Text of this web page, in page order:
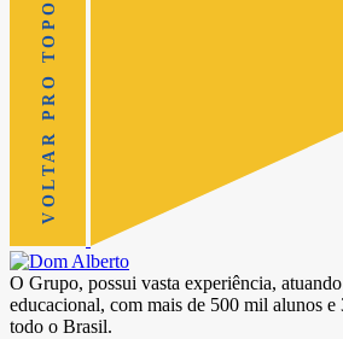
VOLTAR PRO TOPO
O Grupo, possui vasta experiência,
educacional, com mais de 500 mil alunos e
todo o Brasil.